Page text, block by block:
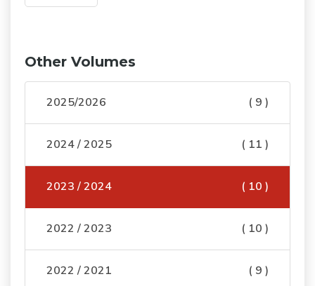
Other Volumes
2025/2026 ( 9 )
2024 / 2025 ( 11 )
2023 / 2024 ( 10 )
2022 / 2023 ( 10 )
2022 / 2021 ( 9 )